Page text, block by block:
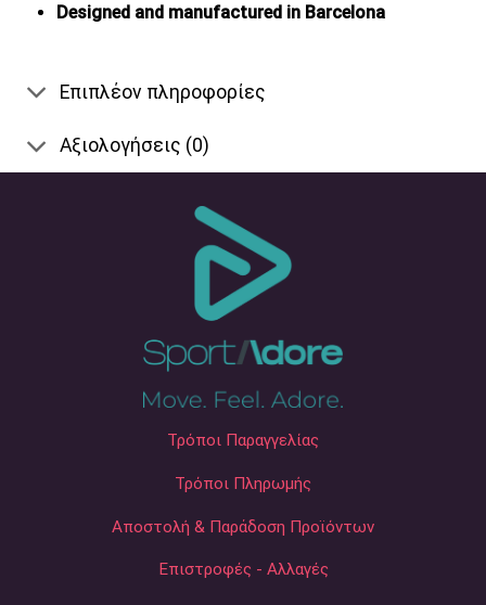
Designed and manufactured in Barcelona
Επιπλέον πληροφορίες
Αξιολογήσεις (0)
Τρόποι Παραγγελίας
Τρόποι Πληρωμής
Αποστολή & Παράδοση Προϊόντων
Επιστροφές - Αλλαγές